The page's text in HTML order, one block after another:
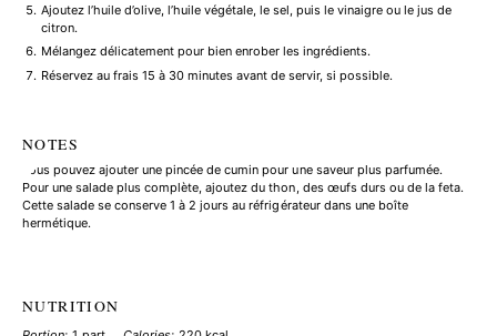
Ajoutez l’huile d’olive, l’huile végétale, le sel, puis le vinaigre ou le jus de
citron.
Mélangez délicatement pour bien enrober les ingrédients.
Réservez au frais 15 à 30 minutes avant de servir, si possible.
NOTES
Vous pouvez ajouter une pincée de cumin pour une saveur plus parfumée.
Pour une salade plus complète, ajoutez du thon, des œufs durs ou de la feta.
Cette salade se conserve 1 à 2 jours au réfrigérateur dans une boîte
hermétique.
NUTRITION